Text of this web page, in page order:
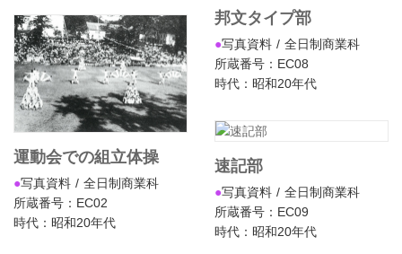
運動会での組立体操
写真資料
全日制商業科
所蔵番号：EC02
時代：昭和20年代
邦文タイプ部
写真資料
全日制商業科
所蔵番号：EC08
時代：昭和20年代
速記部
写真資料
全日制商業科
所蔵番号：EC09
時代：昭和20年代